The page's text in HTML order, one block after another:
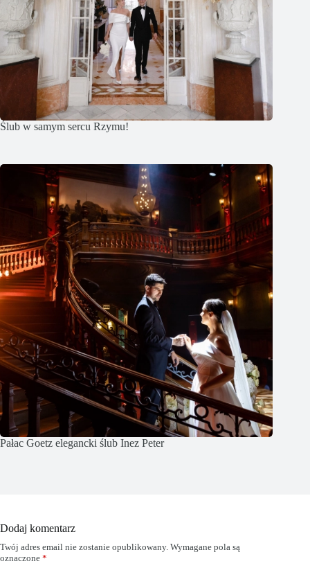
Ślub w samym sercu Rzymu!
Pałac Goetz elegancki ślub Inez Peter
Dodaj komentarz
Twój adres email nie zostanie opublikowany. Wymagane pola są
oznaczone *